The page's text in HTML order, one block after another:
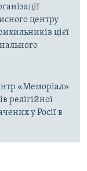
центру
цієї
«Меморіал»
релігійної
у Росії в